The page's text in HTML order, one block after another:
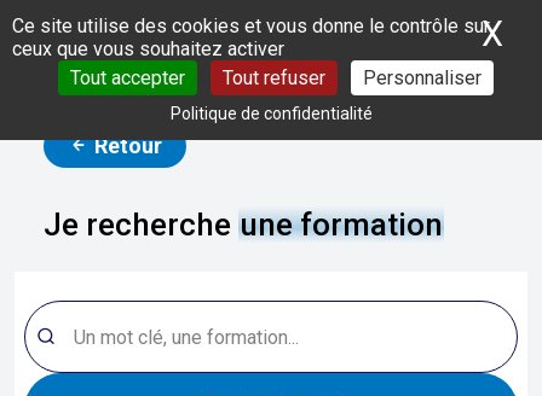
Panneau de gestion des cookies
Ce site utilise des cookies et vous donne le contrôle sur
ceux que vous souhaitez activer
Tout accepter
Tout refuser Personnaliser
Politique de confidentialité
X
Retour
Je recherche une formation